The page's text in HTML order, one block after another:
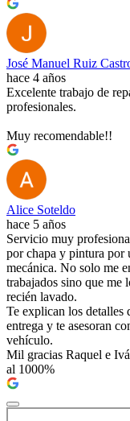
José Manuel Ruiz
hace 4 años
Excelente trabajo de
profesionales.
Muy recomendable!!
Alice Soteldo
hace 5 años
Servicio muy
por chapa y pintura por
mecánica. No solo me
trabajados sino que me
recién lavado.
Te explican los detalles
entrega y te asesoran
vehículo.
Mil gracias Raquel e
al 1000%